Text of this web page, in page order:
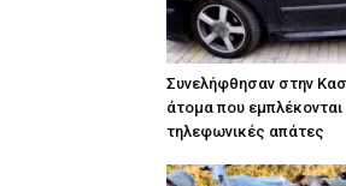
Συνελήφθησαν στην
άτομα που
τηλεφωνικές απάτες